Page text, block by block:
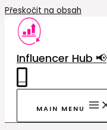
Přeskočit na obsah
Influencer Hub 📢
MAIN MENU